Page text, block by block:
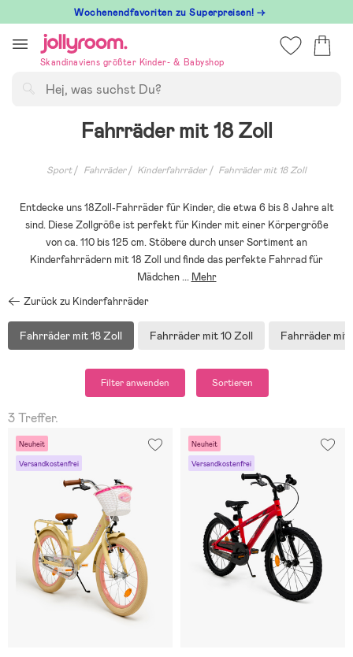
till
innehållet
Wochenendfavoriten zu Superpreisen! →
Skandinaviens größter Kinder- & Babyshop
Fahrräder mit 18 Zoll
Sport Fahrräder Kinderfahrräder Fahrräder mit 18 Zoll
Entdecke uns 18Zoll-Fahrräder für Kinder, die etwa 6 bis 8 Jahre alt
sind. Diese Zollgröße ist perfekt für Kinder mit einer Körpergröße
von ca. 110 bis 125 cm. Stöbere durch unser Sortiment an
Kinderfahrrädern mit 18 Zoll und finde das perfekte Fahrrad für
Mädchen... Mehr
Zurück zu Kinderfahrräder
Fahrräder mit 18 Zoll Fahrräder mit 10 Zoll Fahrräder mit
Filter anwenden Sortieren
3 Treffer.
Neuheit
Versandkostenfrei
Neuheit
Versandkostenfrei